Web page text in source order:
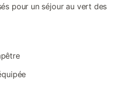
pour un séjour au vert des